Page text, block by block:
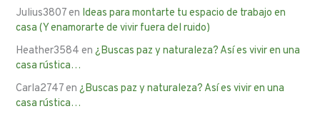
Julius3807en Ideas para montarte tu espacio de trabajo en
casa (Y enamorarte de vivir fuera del ruido)
Heather3584 en¿Buscas paz y naturaleza? Así es vivir en una
casa rústica…
Carla2747en¿Buscas paz y naturaleza? Así es vivir en una
casa rústica…